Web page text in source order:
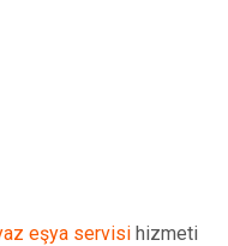
eşya servisi hizmeti